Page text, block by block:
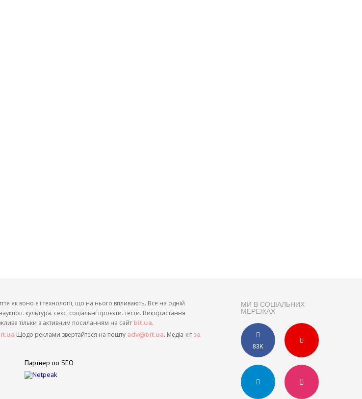
МИ В СОЦІАЛЬНИХ
МЕРЕЖАХ
83K
як воно є і технології, що на нього впливають. Все на одній
культура. секс. соціальні проєкти. тести. Використання
тільки з активним посиланням на сайт bit.ua.
Щодо реклами звертайтеся на пошту adv@bit.ua. Медіа-кіт за
Партнер по SEO